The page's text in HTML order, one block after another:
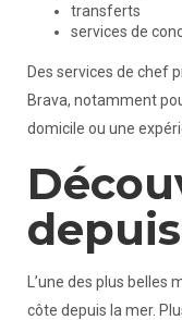
transferts
services de
Des services de chef
Brava, notamment
domicile ou une
L’une des plus
côte depuis la mer.